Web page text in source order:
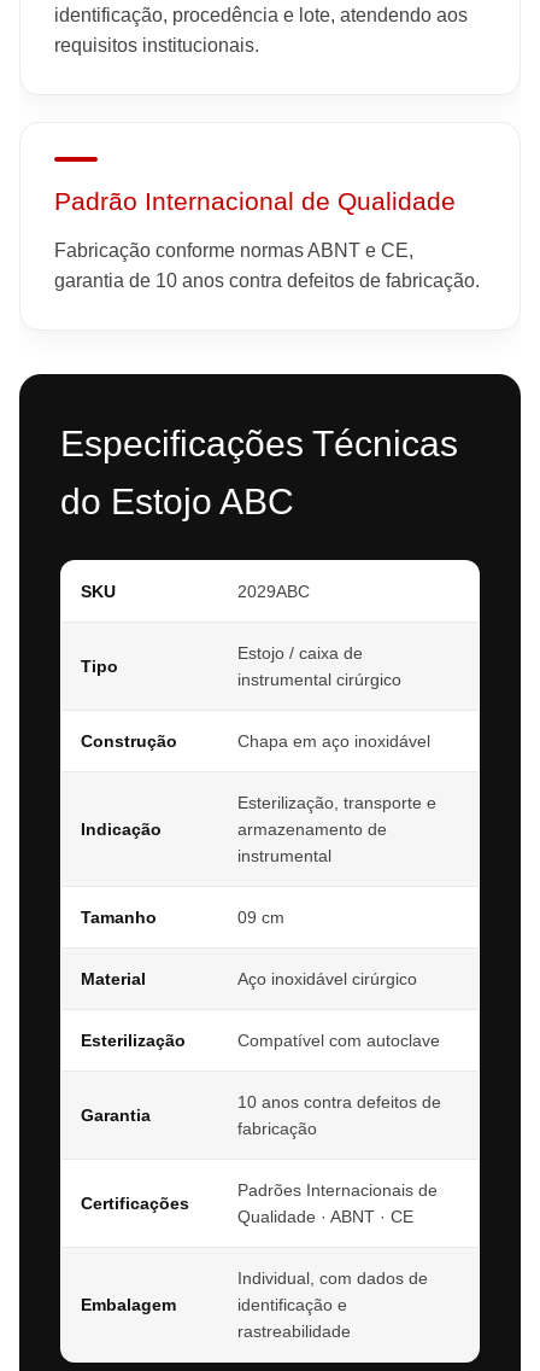
identificação, procedência e lote, atendendo aos
requisitos institucionais.
Padrão Internacional de Qualidade
Fabricação conforme normas ABNT e CE,
garantia de 10 anos contra defeitos de fabricação.
Especificações Técnicas
do Estojo ABC
SKU 2029ABC
Tipo
Estojo / caixa de
instrumental cirúrgico
Construção Chapa em aço inoxidável
Indicação
Esterilização, transporte e
armazenamento de
instrumental
Tamanho 09 cm
Material Aço inoxidável cirúrgico
Esterilização Compatível com autoclave
Garantia
10 anos contra defeitos de
fabricação
Certificações
Padrões Internacionais de
Qualidade · ABNT · CE
Embalagem
Individual, com dados de
identificação e
rastreabilidade